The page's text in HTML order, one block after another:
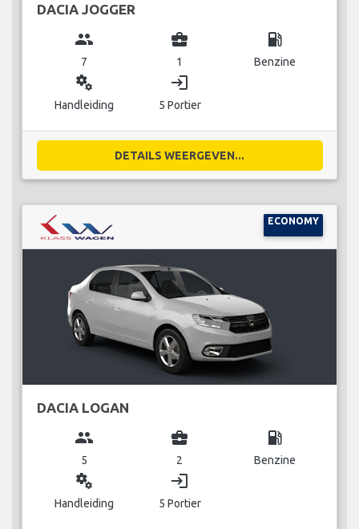
DACIA JOGGER
group
7
business_center
1
local_gas_station
Benzine
miscellaneous_services
Handleiding
login
5 Portier
DETAILS WEERGEVEN...
ECONOMY
DACIA LOGAN
group
5
business_center
2
local_gas_station
Benzine
miscellaneous_services
Handleiding
login
5 Portier